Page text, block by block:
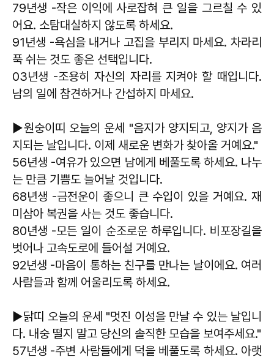
79년생 -작은 이익에 사로잡혀 큰 일을 그르칠 수 있
어요. 소탐대실하지 않도록 하세요.
91년생 -욕심을 내거나 고집을 부리지 마세요. 차라리
푹 쉬는 것도 좋은 선택입니다.
03년생 -조용히 자신의 자리를 지켜야 할 때입니다.
남의 일에 참견하거나 간섭하지 마세요.
▶원숭이띠 오늘의 운세 "음지가 양지되고, 양지가 음
지되는 날입니다. 이제 새로운 변화가 찾아올 거예요."
56년생 -여유가 있으면 남에게 베풀도록 하세요. 나누
는 만큼 기쁨도 늘어날 것입니다.
68년생 -금전운이 좋으니 큰 수입이 있을 거예요. 재
미삼아 복권을 사는 것도 좋습니다.
80년생 -모든 일이 순조로운 하루입니다. 비포장길을
벗어나 고속도로에 들어설 거예요.
92년생 -마음이 통하는 친구를 만나는 날이에요. 여러
사람들과 함께 어울리도록 하세요.
▶닭띠 오늘의 운세 "멋진 이성을 만날 수 있는 날입니
다. 내숭 떨지 말고 당신의 솔직한 모습을 보여주세요."
57년생 -주변 사람들에게 덕을 베풀도록 하세요. 아랫